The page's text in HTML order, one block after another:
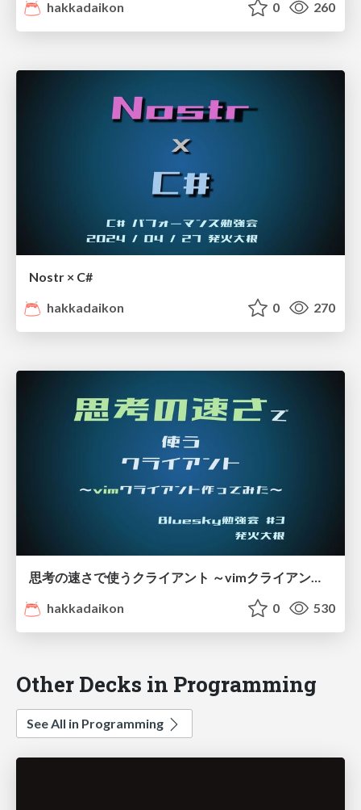
hakkadaikon 0 260
Nostr × C#
hakkadaikon
0 270
思考の速さで使うクライアント ～vimクライアント作ってみた～
hakkadaikon
0 530
Other Decks in Programming
See All in Programming